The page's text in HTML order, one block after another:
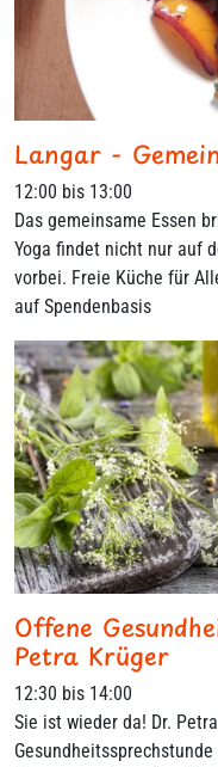
Langar -
12:00 bis 13:00
Das gemeinsame Essen
Yoga findet nicht nur auf
vorbei. Freie Küche für
auf Spendenbasis
Offene
Petra Krüger
12:30 bis 14:00
Sie ist wieder da! Dr.